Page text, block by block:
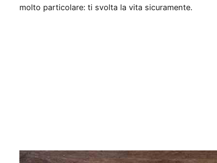
molto particolare: ti svolta la vita sicuramente.